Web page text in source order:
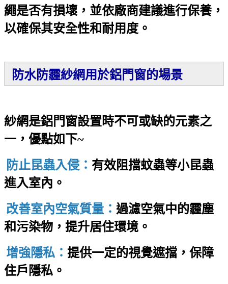
繩是否有損壞，並依廠商建議進行保養，
以確保其安全性和耐用度。
防水防霾紗網用於鋁門窗的場景
紗網是鋁門窗設置時不可或缺的元素之
一，優點如下~
防止昆蟲入侵： 有效阻擋蚊蟲等小昆蟲
進入室內。
改善室內空氣質量： 過濾空氣中的霾塵
和污染物，提升居住環境。
增強隱私： 提供一定的視覺遮擋，保障
住戶隱私。